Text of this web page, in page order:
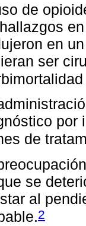
de
en
ser
por
de
se
al
2